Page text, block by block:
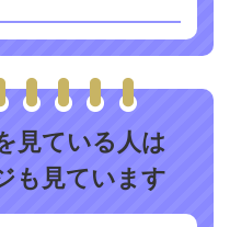
見ている人は
も見ています